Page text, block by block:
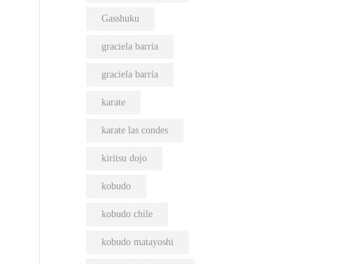
Gasshuku
graciela barria
graciela barría
karate
karate las condes
kiritsu dojo
kobudo
kobudo chile
kobudo matayoshi